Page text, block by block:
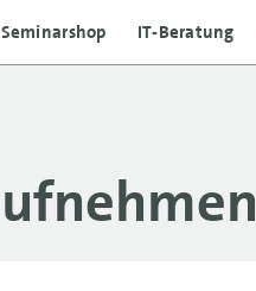
Seminarshop IT-Beratung